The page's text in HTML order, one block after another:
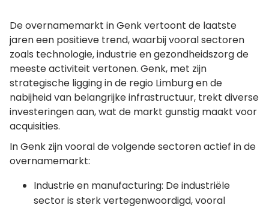
De overnamemarkt in Genk vertoont de laatste
jaren een positieve trend, waarbij vooral sectoren
zoals technologie, industrie en gezondheidszorg de
meeste activiteit vertonen. Genk, met zijn
strategische ligging in de regio Limburg en de
nabijheid van belangrijke infrastructuur, trekt diverse
investeringen aan, wat de markt gunstig maakt voor
acquisities.
In Genk zijn vooral de volgende sectoren actief in de
overnamemarkt:
Industrie en manufacturing: De industriële
sector is sterk vertegenwoordigd, vooral